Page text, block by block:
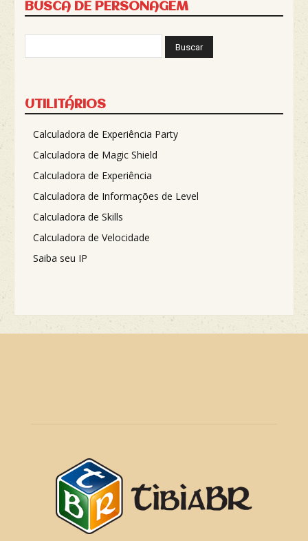
BUSCA DE PERSONAGEM
UTILITÁRIOS
Calculadora de Experiência Party
Calculadora de Magic Shield
Calculadora de Experiência
Calculadora de Informações de Level
Calculadora de Skills
Calculadora de Velocidade
Saiba seu IP